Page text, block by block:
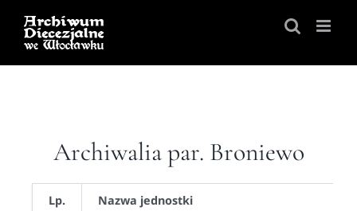
Skip
content
Archiwalia par. Broniewo
Lp. Nazwa jednostki